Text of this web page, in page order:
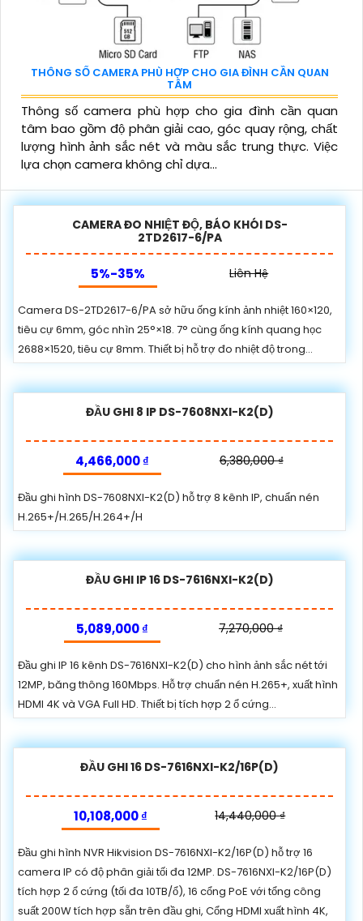
THÔNG SỐ CAMERA PHÙ HỢP CHO GIA ĐÌNH CẦN QUAN
TÂM
Thông số camera phù hợp cho gia đình cần quan
tâm bao gồm độ phân giải cao, góc quay rộng, chất
lượng hình ảnh sắc nét và màu sắc trung thực. Việc
lựa chọn camera không chỉ dựa...
CAMERA ĐO NHIỆT ĐỘ, BÁO KHÓI DS-
2TD2617-6/PA
5%-35% Liên Hệ
Camera DS-2TD2617-6/PA sở hữu ống kính ảnh nhiệt 160×120,
tiêu cự 6mm, góc nhìn 25°×18. 7° cùng ống kính quang học
2688×1520, tiêu cự 8mm. Thiết bị hỗ trợ đo nhiệt độ trong...
ĐẦU GHI 8 IP DS-7608NXI-K2(D)
4,466,000 ₫ 6,380,000 ₫
Đầu ghi hình DS-7608NXI-K2(D) hỗ trợ 8 kênh IP, chuẩn nén
H.265+/H.265/H.264+/H
ĐẦU GHI IP 16 DS-7616NXI-K2(D)
5,089,000 ₫ 7,270,000 ₫
Đầu ghi IP 16 kênh DS-7616NXI-K2(D) cho hình ảnh sắc nét tới
12MP, băng thông 160Mbps. Hỗ trợ chuẩn nén H.265+, xuất hình
HDMI 4K và VGA Full HD. Thiết bị tích hợp 2 ổ cứng...
ĐẦU GHI 16 DS-7616NXI-K2/16P(D)
10,108,000 ₫ 14,440,000 ₫
Đầu ghi hình NVR Hikvision DS-7616NXI-K2/16P(D) hỗ trợ 16
camera IP có độ phân giải tối đa 12MP. DS-7616NXI-K2/16P(D)
tích hợp 2 ổ cứng (tối đa 10TB/ổ), 16 cổng PoE với tổng công
suất 200W tích hợp sẵn trên đầu ghi, Cổng HDMI xuất hình 4K,